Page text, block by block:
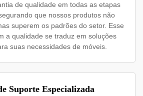
de qualidade em todas as etapas
que nossos produtos não
superem os padrões do setor. Esse
a qualidade se traduz em soluções
suas necessidades de móveis.
Suporte Especializada